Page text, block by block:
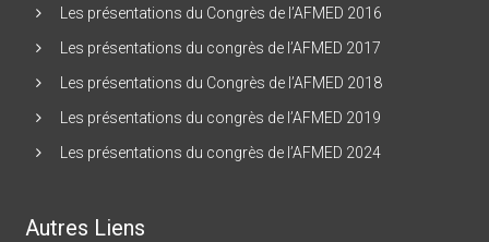
Les présentations du Congrès de l’AFMED 2016
Les présentations du congrès de l’AFMED 2017
Les présentations du Congrès de l’AFMED 2018
Les présentations du congrès de l’AFMED 2019
Les présentations du congrès de l’AFMED 2024
Autres Liens